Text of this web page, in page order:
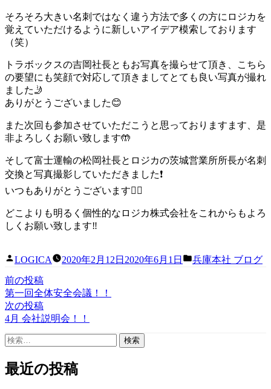
そろそろ大きい名刺ではなく違う方法で多くの方にロジカを
覚えていただけるように新しいアイデア模索しております
（笑）
トラボックスの吉岡社長ともお写真を撮らせて頂き、こちら
の要望にも笑顔で対応して頂きましてとても良い写真が撮れ
ました🤳
ありがとうございました😊
また次回も参加させていただこうと思っておりますます、是
非よろしくお願い致します🤲
そして富士運輸の松岡社長とロジカの茨城営業所所長が名刺
交換と写真撮影していただきました❗️
いつもありがとうございます🙇‍♂️
どこよりも明るく個性的なロジカ株式会社をこれからもよろ
しくお願い致します‼
投
者:
LOGICA 2020年2月12日 2020年6月1日
カ
兵庫本社 ブログ
投
稿
ナ
ビ
ゲ
ー
前の投稿前
の
投
稿:
第一回全体安全会議！！
次の投稿次
の
4月 会社説明会！！
検
最近の投稿